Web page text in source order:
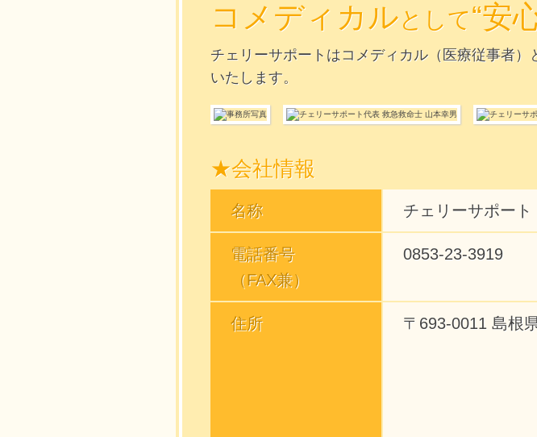
コメディカルとして“安
チェリーサポート はコメディカル（医療従事者）
いたします。
★会社情報
名称 チェリーサポート
電話番号
（FAX兼）
0853-23-3919
住所 〒693-0011 島根